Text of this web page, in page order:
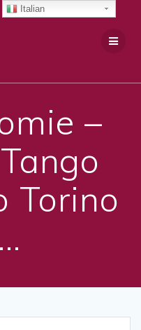
–
Torino
Italian